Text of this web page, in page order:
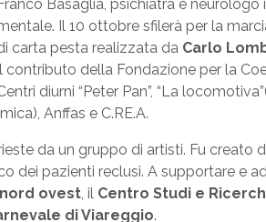
Basaglia, psichiatra e
Il 10 ottobre sfilerà per la
carta pesta realizzata da Carlo
contributo della Fondazione per la
diurni “Peter Pan”, “La
Anffas e C.RE.A.
da un gruppo di artisti. Fu creato
dei pazienti reclusi. A supportare e
ovest, il Centro Studi e
di Viareggio.